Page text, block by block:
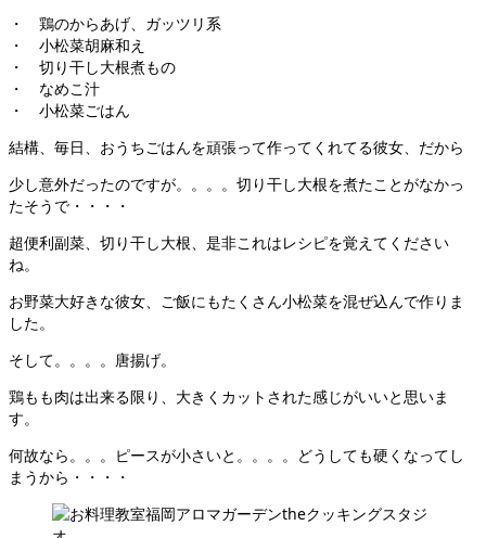
・ 鶏のからあげ、ガッツリ系
・ 小松菜胡麻和え
・ 切り干し大根煮もの
・ なめこ汁
・ 小松菜ごはん
結構、毎日、おうちごはんを頑張って作ってくれてる彼女、だから
少し意外だったのですが。。。。切り干し大根を煮たことがなかっ
たそうで・・・・
超便利副菜、切り干し大根、是非これはレシピを覚えてください
ね。
お野菜大好きな彼女、ご飯にもたくさん小松菜を混ぜ込んで作りま
した。
そして。。。。唐揚げ。
鶏もも肉は出来る限り、大きくカットされた感じがいいと思いま
す。
何故なら。。。ピースが小さいと。。。。どうしても硬くなってし
まうから・・・・